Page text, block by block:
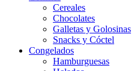
Cereales
Chocolates
Galletas y Golosinas
Snacks y Cóctel
Congelados
Hamburguesas